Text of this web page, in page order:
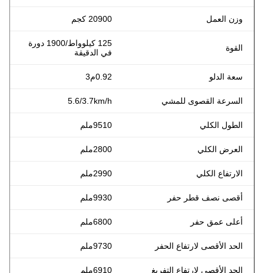
وزن العمل 20900 كجم
القوة
125 كيلوواط/1900 دورة
في الدقيقة
سعة الدلو 0.92م3
السرعة القصوى للمشي 5.6/3.7km/h
الطول الكلي 9510ملم
العرض الكلي 2800ملم
الارتفاع الكلي 2990ملم
أقصى نصف قطر حفر 9930ملم
أعلى عمق حفر 6800ملم
الحد الأقصى لارتفاع الحفر 9730ملم
الحد الأقصى لارتفاع التفريغ 6910ملم